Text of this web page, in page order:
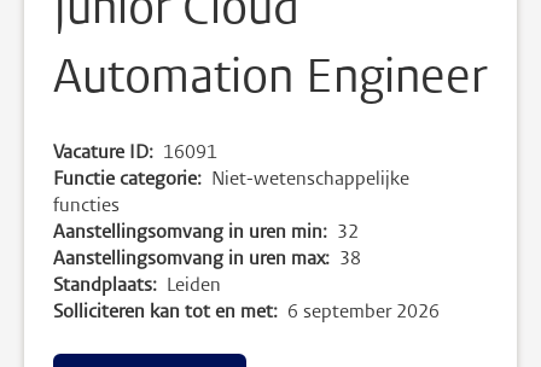
Automation Engineer
Vacature ID: 16091
Functie categorie: Niet-wetenschappelijke
functies
Aanstellingsomvang in uren min: 32
Aanstellingsomvang in uren max: 38
Standplaats: Leiden
Solliciteren kan tot en met: 6 september 2026